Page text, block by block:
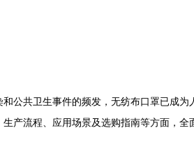
和公共卫生事件的频发，无纺布口罩已成
产流程、应用场景及选购指南等方面，全